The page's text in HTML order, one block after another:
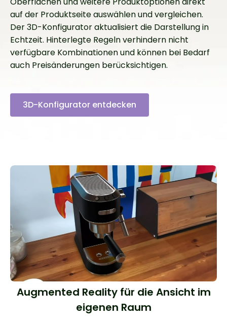
auf der Produktseite auswählen und vergleichen.
Der 3D-Konfigurator aktualisiert die Darstellung in
Echtzeit. Hinterlegte Regeln verhindern nicht
verfügbare Kombinationen und können bei Bedarf
auch Preisänderungen berücksichtigen.
3D-Konfigurator entdecken
Augmented Reality für die Ansicht im
eigenen Raum